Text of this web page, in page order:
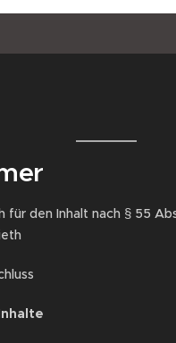
für den Inhalt nach § 55